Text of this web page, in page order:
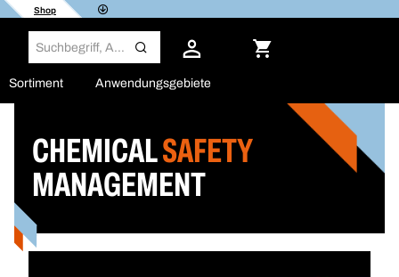
Shop
Sortiment Anwendungsgebiete
CHEMICALSAFETY
MANAGEMENT